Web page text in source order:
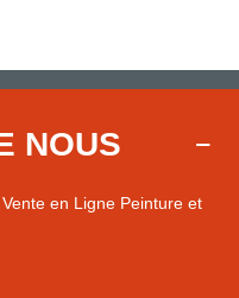
NOUS
en Ligne Peinture et